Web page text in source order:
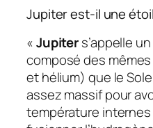
Jupiter est-il une
«Jupiters’appelle un
composé des
et hélium) que le
assez massif pour
température